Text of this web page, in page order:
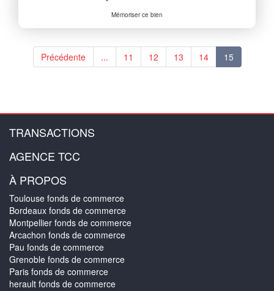
Mémoriser ce bien
Précédente ... 11 12 13 14 15
TRANSACTIONS
AGENCE TCC
À PROPOS
Toulouse fonds de commerce
Bordeaux fonds de commerce
Montpellier fonds de commerce
Arcachon fonds de commerce
Pau fonds de commerce
Grenoble fonds de commerce
Paris fonds de commerce
herault fonds de commerce